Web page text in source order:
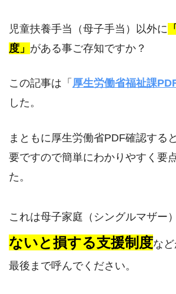
児童扶養手当（母子手当）以外に
度」 がある事ご存知ですか？
この記事は「 厚生労働省福祉課
した。
まともに厚生労働省PDF確認すると
要ですので簡単にわかりやすく要
た。
これは母子家庭（シングルマザー
ないと損する支援制度な
最後まで呼んでください。